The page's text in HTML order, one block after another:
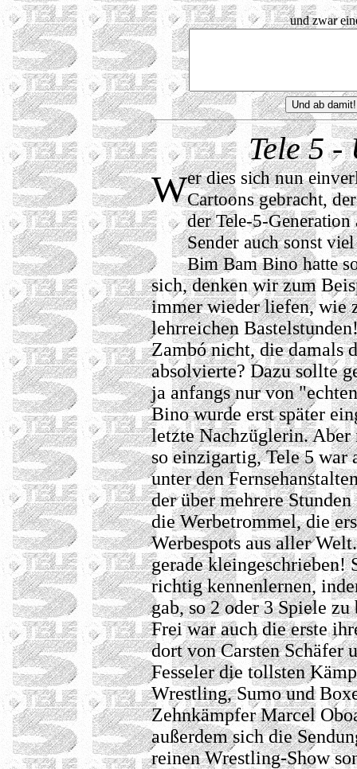
und zwar
Tele 5 -
Wer dies sich nun
Cartoons gebracht,
der Tele-5-
Sender auch sonst
Bim Bam Bino hatte
sich, denken wir zum
immer wieder liefen, wie
lehrreichen
Zambó nicht, die damals
absolvierte? Dazu sollte
ja anfangs nur von
Bino wurde erst später
letzte Nachzüglerin.
so einzigartig, Tele 5 war
unter den
der über mehrere
die Werbetrommel, die
Werbespots aus aller
gerade kleingeschrieben!
richtig kennenlernen,
gab, so 2 oder 3 Spiele
Frei war auch die erste
dort von Carsten Schäfer
Fesseler die tollsten
Wrestling, Sumo und
Zehnkämpfer Marcel
außerdem sich die
reinen Wrestling-Show